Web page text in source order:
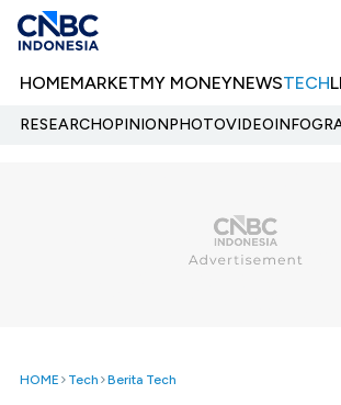
HOMEMARKETMY MONEYNEWSTECH
RESEARCHOPINIONPHOTOVIDEO
HOME Tech Berita Tech